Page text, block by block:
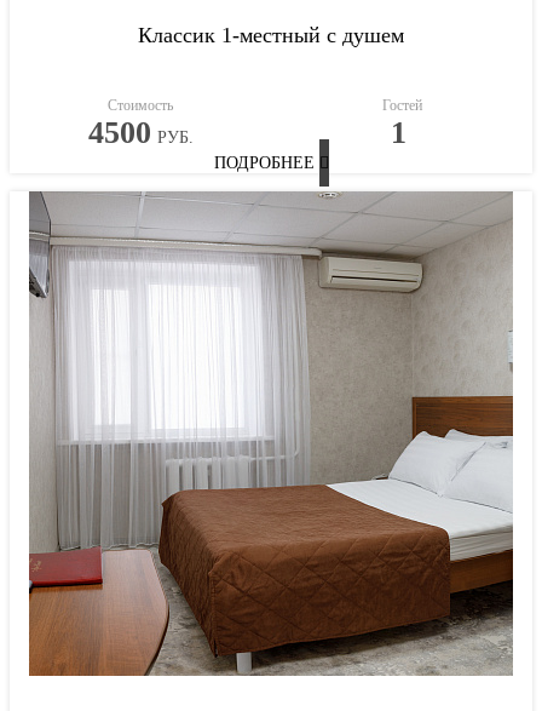
Классик 1-местный с душем
Стоимость
4500 РУБ.
Гостей
1
ПОДРОБНЕЕ